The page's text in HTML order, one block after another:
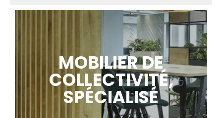
MOBILIER DE
COLLECTIVITÉ,
SPÉCIALISÉ